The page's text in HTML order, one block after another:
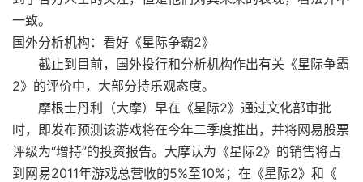
一致。
国外分析机构：看好《星际争霸2》
截止到目前，国外投行和分析机构作出有关《星际争霸
2》的评价中，大部分持乐观态度。
摩根士丹利（大摩）早在《星际2》通过文化部审批
时，即发布预测该游戏将在今年二季度推出，并将网易股票
评级为“增持”的投资报告。大摩认为《星际2》的销售将占
到网易2011年游戏总营收的5%至10%；在《星际2》和《